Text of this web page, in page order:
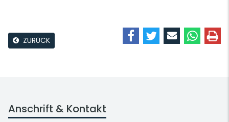
ZURÜCK
Anschrift & Kontakt